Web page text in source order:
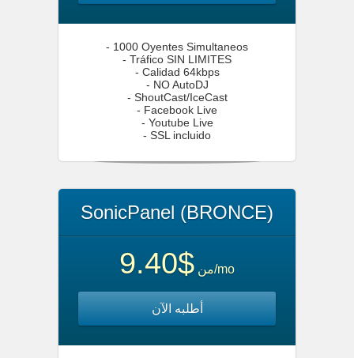
- 1000 Oyentes Simultaneos
- Tráfico SIN LIMITES
- Calidad 64kbps
- NO AutoDJ
- ShoutCast/IceCast
- Facebook Live
- Youtube Live
- SSL incluido
SonicPanel (BRONCE)
من $9.40 /mo
أطلبه الآن